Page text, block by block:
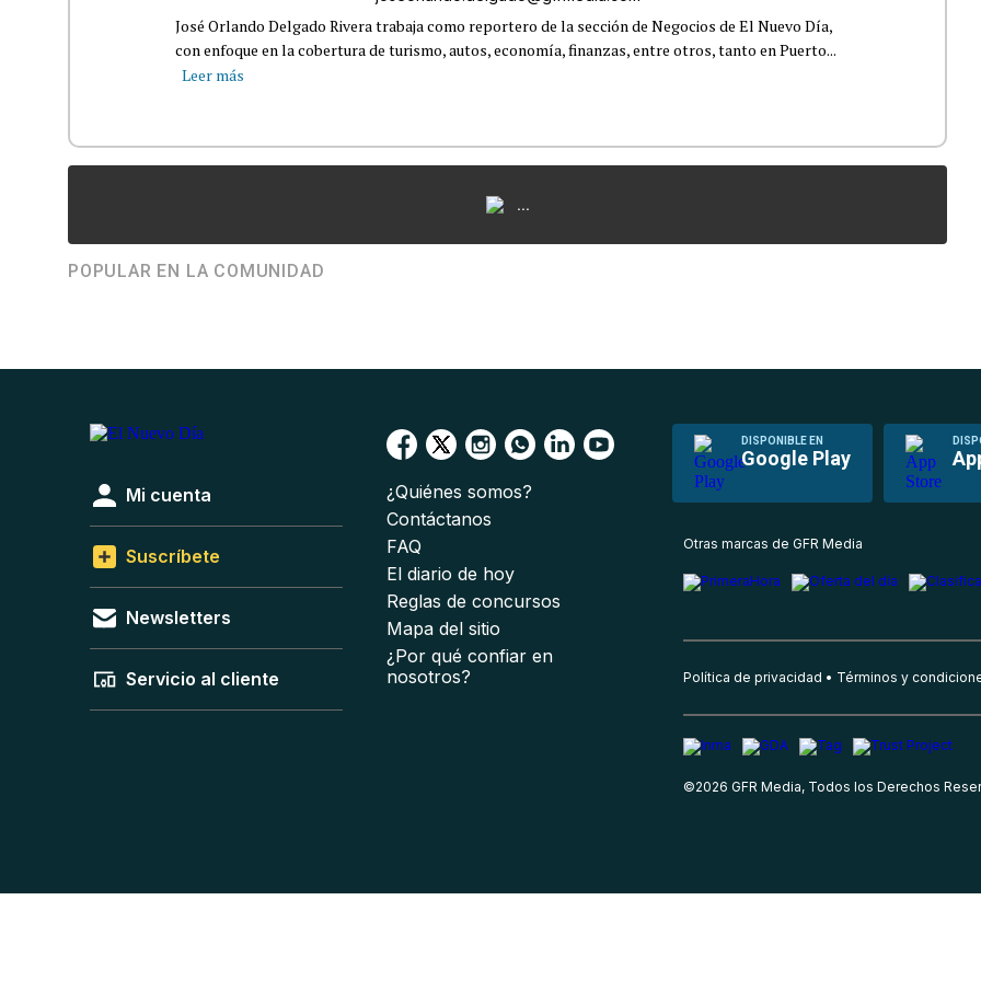
José Orlando Delgado Rivera trabaja como reportero de la sección de Negocios de El Nuevo Día,
con enfoque en la cobertura de turismo, autos, economía, finanzas, entre otros, tanto en Puerto...
Leer más
...
POPULAR EN LA COMUNIDAD
DISPONIBLE EN
Google Play
Mi cuenta
Suscríbete
Newsletters
Servicio al cliente
¿Quiénes somos?
Contáctanos
FAQ
El diario de hoy
Reglas de concursos
Mapa del sitio
¿Por qué confiar en
nosotros?
Otras marcas de GFR Media
Política de privacidad Términos y
©2026 GFR Media, Todos los Derechos